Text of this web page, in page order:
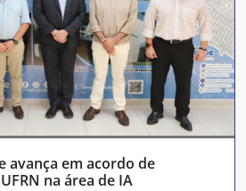
avança em acordo de
na área de IA